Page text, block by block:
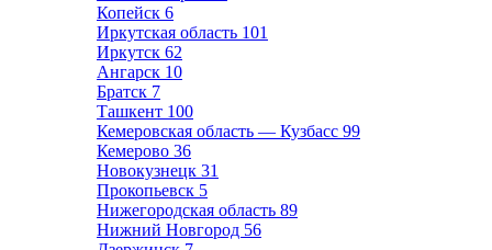
Копейск 6
Иркутская область 101
Иркутск 62
Ангарск 10
Братск 7
Ташкент 100
Кемеровская область — Кузбасс 99
Кемерово 36
Новокузнецк 31
Прокопьевск 5
Нижегородская область 89
Нижний Новгород 56